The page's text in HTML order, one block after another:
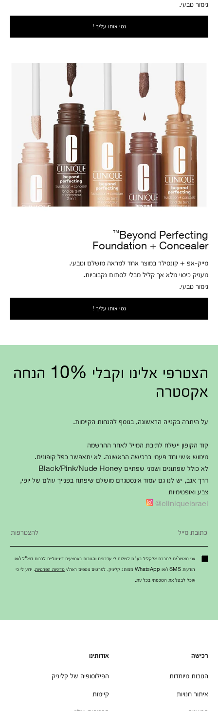
גימור טבעי.
נסי אותו עליך !
Beyond Perfecting
™
Foundation + Concealer
מייק-אפ + קונסילר במוצר אחד למראה מושלם וטבעי.
מעניק כיסוי מלא אך קליל מבלי לסתום נקבוביות.
גימור טבעי.
נסי אותו עליך !
הצטרפי אלינו וקבלי 10% הנחה
אקסטרה
על היתרה בקנייה הראשונה, בנוסף להנחות הקיימות.
קוד הקופון יישלח לתיבת המייל לאחר ההרשמה
מימוש אישי וחד פעמי ברכישה הראשונה. לא יתאפשר כפל קופונים.
לא כולל שפתונים ושמני שפתיים Black/Pink/Nude Honey
דרך אגב, יש לנו גם עמוד אינסטגרם מושלם שיפתח בפנייך עולם של יופי,
צבע ואופטימיות
cliniqueisrael@
אני מאשר/ת לחברת אלקליל בע"מ לשלוח לי עדכונים והטבות באמצעים דיגיטליים לרבות דוא"ל ו/או
הודעות SMS ו/או WhatsApp ממותג קליניק. לפרטים נוספים ראה/י
מדיניות הפרטיות . ידוע לי כי
אוכל לבטל את הסכמתי בכל עת.
רכישה
הטבות מיוחדות
איתור חנויות
אודותינו
הפילוסופיה של קליניק
קיימות